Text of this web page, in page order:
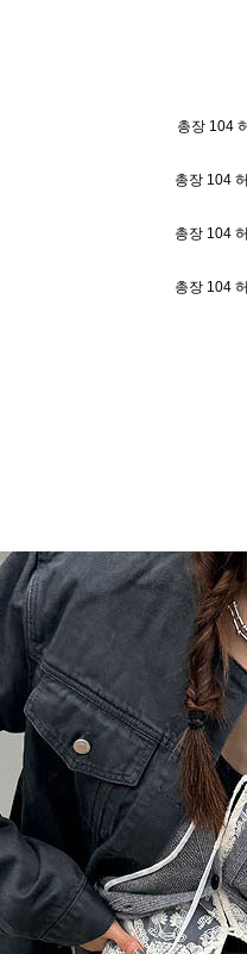
총장 104
총장 104
총장 104
총장 104